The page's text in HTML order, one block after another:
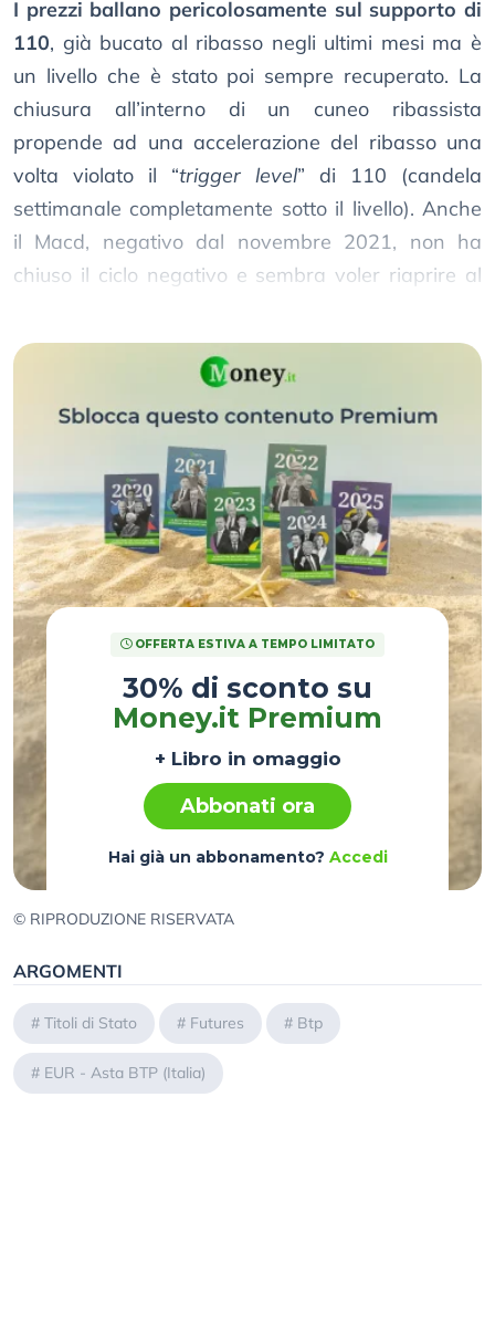
I prezzi ballano pericolosamente sul supporto di
110, già bucato al ribasso negli ultimi mesi ma è
un livello che è stato poi sempre recuperato. La
chiusura all’interno di un cuneo ribassista
propende ad una accelerazione del ribasso una
volta violato il “trigger level” di 110 (candela
settimanale completamente sotto il livello). Anche
il Macd, negativo dal novembre 2021, non ha
chiuso il ciclo negativo e sembra voler riaprire al
OFFERTA ESTIVA A TEMPO LIMITATO
30% di sconto su
Money.it Premium
+ Libro in omaggio
Abbonati ora
Hai già un abbonamento? Accedi
© RIPRODUZIONE RISERVATA
ARGOMENTI
# Titoli di Stato # Futures # Btp
# EUR - Asta BTP (Italia)